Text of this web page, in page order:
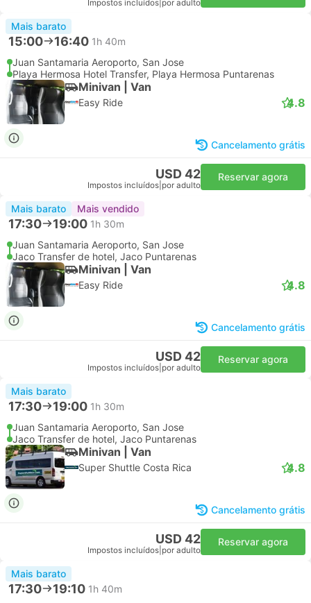
Impostos incluídos por adulto
Mais barato
15:00 16:40 1h 40m
Juan Santamaria Aeroporto, San Jose
Playa Hermosa Hotel Transfer, Playa Hermosa Puntarenas
Minivan | Van
Easy Ride 4.8
Cancelamento grátis
USD 42
Impostos incluídos por adulto
Reservar agora
Mais barato Mais vendido
17:30 19:00 1h 30m
Juan Santamaria Aeroporto, San Jose
Jaco Transfer de hotel, Jaco Puntarenas
Minivan | Van
Easy Ride 4.8
Cancelamento grátis
USD 42
Impostos incluídos por adulto
Reservar agora
Mais barato
17:30 19:00 1h 30m
Juan Santamaria Aeroporto, San Jose
Jaco Transfer de hotel, Jaco Puntarenas
Minivan | Van
Super Shuttle Costa Rica 4.8
Cancelamento grátis
USD 42
Impostos incluídos por adulto
Reservar agora
Mais barato
17:30 19:10 1h 40m